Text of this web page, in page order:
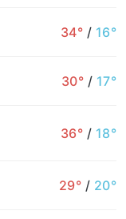
34° / 16°
30° / 17°
36° / 18°
29° / 20°